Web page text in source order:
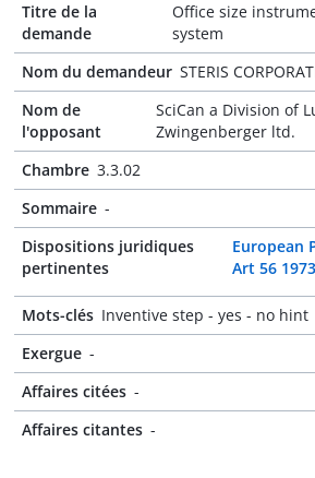
Titre de la
demande
Office size
system
Nom du demandeur STERIS
Nom de
l'opposant
SciCan a Division of
Zwingenberger ltd.
Chambre 3.3.02
Sommaire -
Dispositions juridiques
pertinentes
European
Art 56 1973
Mots-clés Inventive step - yes - no hint
Exergue -
Affaires citées -
Affaires citantes -